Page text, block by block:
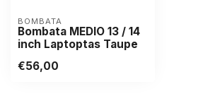
BOMBATA
Bombata MEDIO 13 / 14
inch Laptoptas Taupe
€56,00